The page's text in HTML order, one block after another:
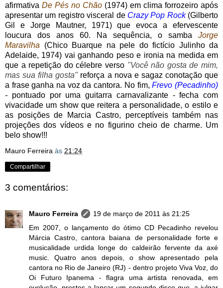
afirmativa De Pés no Chão (1974) em clima forrozeiro após
apresentar um registro visceral de Crazy Pop Rock(Gilberto
Gil e Jorge Mautner, 1971) que evoca a efervescente
loucura dos anos 60. Na sequência, o samba
Jorge
Maravilha (Chico Buarque na pele do fictício Julinho da
Adelaide, 1974) vai ganhando peso e ironia na medida em
que a repetição do célebre verso "Você não gosta de mim,
mas sua filha gosta"reforça a nova e sagaz conotação que
a frase ganha na voz da cantora. No fim,Frevo (Pecadinho)
- pontuado por uma guitarra carnavalizante - fecha com
vivacidade um show que reitera a personalidade, o estilo e
as posições de Marcia Castro, perceptíveis também nas
projeções dos vídeos e no figurino cheio de charme. Um
belo show!!!
Mauro Ferreira às 21:24
Compartilhar
3 comentários:
Mauro Ferreira
19 de março de 2011 às 21:25
Em 2007, o lançamento do ótimo CD Pecadinho revelou
Márcia Castro, cantora baiana de personalidade forte e
musicalidade urdida longe do caldeirão fervente da axé
music. Quatro anos depois, o show apresentado pela
cantora no Rio de Janeiro (RJ) - dentro projeto Viva Voz, do
Oi Futuro Ipanema - flagra uma artista renovada, em